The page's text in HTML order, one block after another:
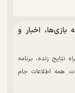
برنامه بازی‌ها، اخبار و
جام جهانی 2026 به همراه نتایج زنده، برنامه
همه اطلاعات جام